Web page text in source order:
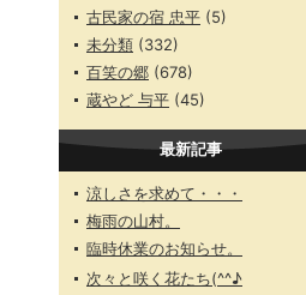
古民家の宿 忠平 (5)
未分類 (332)
百笑の郷 (678)
蔵やど 与平 (45)
最新記事
涼しさを求めて・・・
梅雨の山村。
臨時休業のお知らせ。
次々と咲く花たち(^^♪